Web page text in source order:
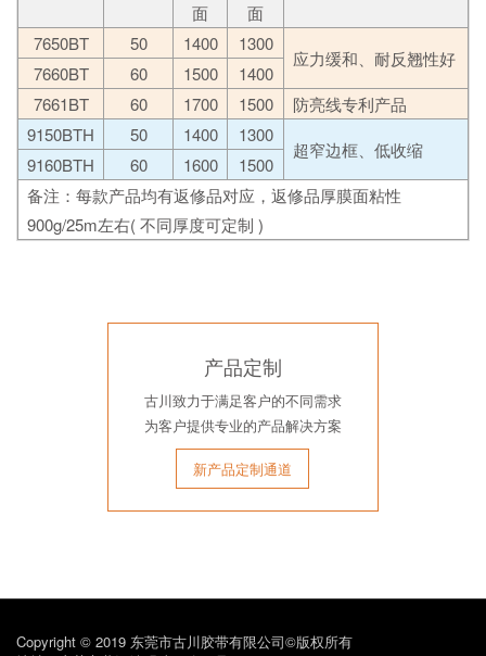
面
面
7650BT
50 1400 1300
应力缓和、耐反翘性好
7660BT 60 1500
1400
7661BT
60 1700 1500
防亮线专利产品
9150BTH
50 1400 1300
超窄边框、低收缩
9160BTH 60 1600
1500
备注：每款产品均有返修品对应，返修品厚膜面粘性
900g/25m左右( 不同厚度可定制 )
产品定制
古川致力于满足客户的不同需求
为客户提供专业的产品解决方案
新产品定制通道
Copyright © 2019 东莞市古川胶带有限公司©版权所有